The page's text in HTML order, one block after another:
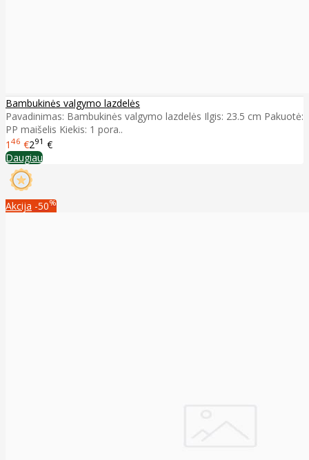
Bambukinės valgymo lazdelės
Pavadinimas: Bambukinės valgymo lazdelės Ilgis: 23.5 cm Pakuotė:
PP maišelis Kiekis: 1 pora..
1 46 €291 €
Daugiau
Akcija -50%